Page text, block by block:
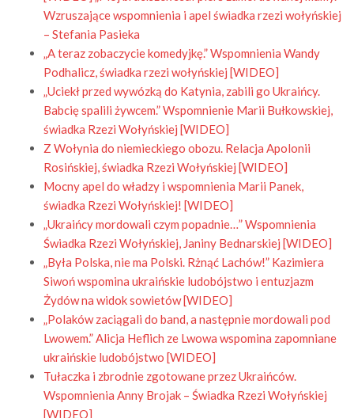
Wzruszające wspomnienia i apel świadka rzezi wołyńskiej
– Stefania Pasieka
„A teraz zobaczycie komedyjkę.” Wspomnienia Wandy
Podhalicz, świadka rzezi wołyńskiej [WIDEO]
„Uciekł przed wywózką do Katynia, zabili go Ukraińcy.
Babcię spalili żywcem.” Wspomnienie Marii Bułkowskiej,
świadka Rzezi Wołyńskiej [WIDEO]
Z Wołynia do niemieckiego obozu. Relacja Apolonii
Rosińskiej, świadka Rzezi Wołyńskiej [WIDEO]
Mocny apel do władzy i wspomnienia Marii Panek,
świadka Rzezi Wołyńskiej! [WIDEO]
„Ukraińcy mordowali czym popadnie…” Wspomnienia
Świadka Rzezi Wołyńskiej, Janiny Bednarskiej [WIDEO]
„Była Polska, nie ma Polski. Rżnąć Lachów!” Kazimiera
Siwoń wspomina ukraińskie ludobójstwo i entuzjazm
Żydów na widok sowietów [WIDEO]
„Polaków zaciągali do band, a następnie mordowali pod
Lwowem.” Alicja Heflich ze Lwowa wspomina zapomniane
ukraińskie ludobójstwo [WIDEO]
Tułaczka i zbrodnie zgotowane przez Ukraińców.
Wspomnienia Anny Brojak – Świadka Rzezi Wołyńskiej
[WIDEO]